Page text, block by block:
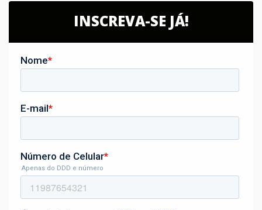
INSCREVA-SE JÁ!